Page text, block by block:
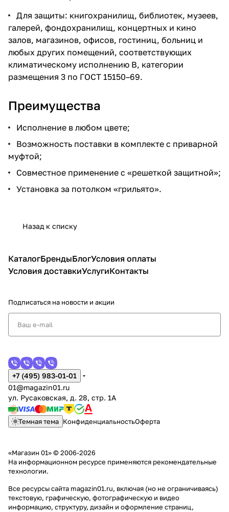
Для защиты: книгохранилищ, библиотек, музеев,
галерей, фондохранилищ, концертных и кино
залов, магазинов, офисов, гостиниц, больниц и
любых других помещений, соответствующих
климатическому исполнению В, категории
размещения 3 по ГОСТ 15150–69.
Преимущества
Исполнение в любом цвете;
Возможность поставки в комплекте с приварной
муфтой;
Совместное применение с «решеткой защитной»;
Установка за потолком «грильято».
Назад к списку
КаталогБрендыБлогУсловия оплаты
Условия доставкиУслугиКонтакты
Подписаться на новости и акции
+7 (495) 983-01-01
01@magazin01.ru
ул. Русаковская, д. 28, стр. 1А
Темная тема КонфиденциальностьОферта
«Магазин 01» © 2006-2026
На информационном ресурсе применяются рекомендательные
технологии.
Все ресурсы сайта magazin01.ru, включая (но не ограничиваясь)
текстовую, графическую, фотографическую и видео
информацию, структуру, дизайн и оформление страниц,